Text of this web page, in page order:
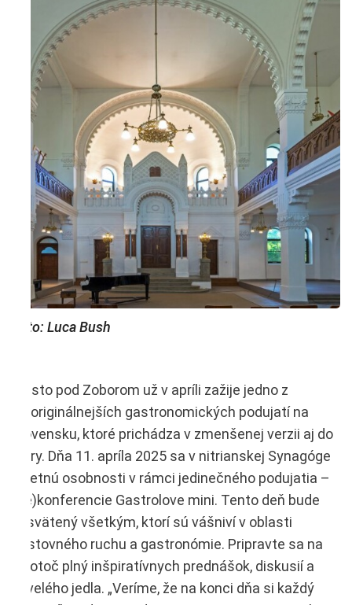
Foto: Luca Bush
Mesto pod Zoborom už v apríli zažije jedno z
najoriginálnejších gastronomických podujatí na
Slovensku, ktoré prichádza v zmenšenej verzii aj do
Nitry. Dňa 11. apríla 2025 sa v nitrianskej Synagóge
stretnú osobnosti v rámci jedinečného podujatia –
(ne)konferencie Gastrolove mini. Tento deň bude
zasvätený všetkým, ktorí sú vášniví v oblasti
cestovného ruchu a gastronómie. Pripravte sa na
kolotoč plný inšpiratívnych prednášok, diskusií a
skvelého jedla. „Veríme, že na konci dňa si každý